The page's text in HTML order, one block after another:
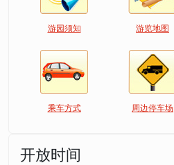
游园须知 游览地图
乘车方式 周边停车场
开放时间